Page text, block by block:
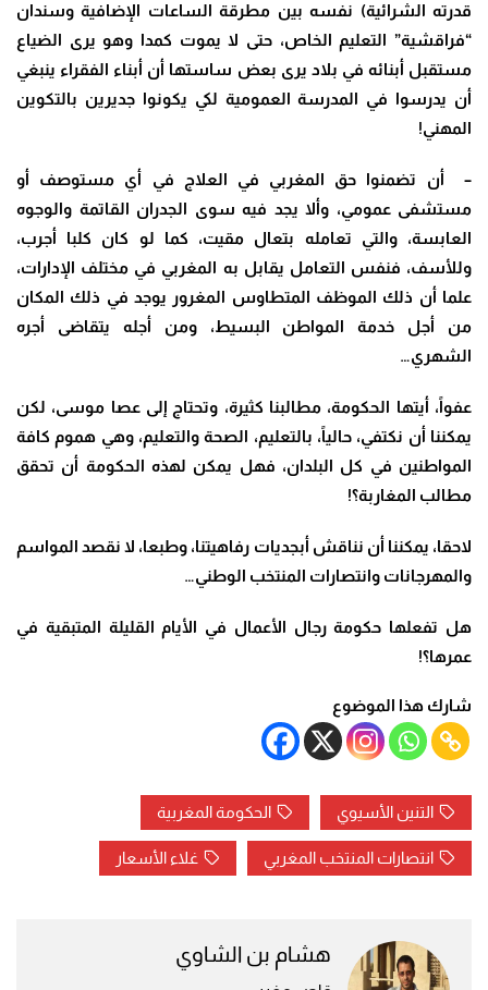
قدرته الشرائية) نفسه بين مطرقة الساعات الإضافية وسندان
“فراقشية” التعليم الخاص، حتى لا يموت كمدا وهو يرى الضياع
مستقبل أبنائه في بلاد يرى بعض ساستها أن أبناء الفقراء ينبغي
أن يدرسوا في المدرسة العمومية لكي يكونوا جديرين بالتكوين
المهني!
– أن تضمنوا حق المغربي في العلاج في أي مستوصف أو
مستشفى عمومي، وألا يجد فيه سوى الجدران القاتمة والوجوه
العابسة، والتي تعامله بتعال مقيت، كما لو كان كلبا أجرب،
وللأسف، فنفس التعامل يقابل به المغربي في مختلف الإدارات،
علما أن ذلك الموظف المتطاوس المغرور يوجد في ذلك المكان
من أجل خدمة المواطن البسيط، ومن أجله يتقاضى أجره
الشهري…
عفواً، أيتها الحكومة، مطالبنا كثيرة، وتحتاج إلى عصا موسى، لكن
يمكننا أن نكتفي، حالياً، بالتعليم، الصحة والتعليم، وهي هموم كافة
المواطنين في كل البلدان، فهل يمكن لهذه الحكومة أن تحقق
مطالب المغاربة؟!
لاحقا، يمكننا أن نناقش أبجديات رفاهيتنا، وطبعا، لا نقصد المواسم
والمهرجانات وانتصارات المنتخب الوطني…
هل تفعلها حكومة رجال الأعمال في الأيام القليلة المتبقية في
عمرها؟!
شارك هذا الموضوع
التنين الأسيوي الحكومة المغربية
انتصارات المنتخب المغربي غلاء الأسعار
هشام بن الشاوي